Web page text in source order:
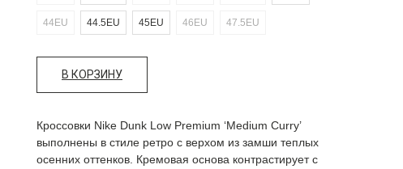
44EU 44.5EU 45EU 46EU 47.5EU
В КОРЗИНУ
Кроссовки Nike Dunk Low Premium ‘Medium Curry’
выполнены в стиле ретро с верхом из замши теплых
осенних оттенков. Кремовая основа контрастирует с